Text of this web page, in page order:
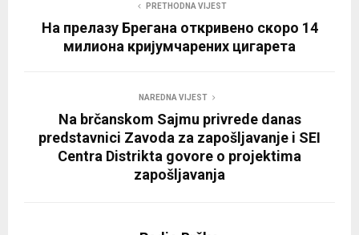
PRETHODNA VIJEST
На прелазу Брегана откривено скоро 14
милиона кријумчарених цигарета
NAREDNA VIJEST
Na brčanskom Sajmu privrede danas
predstavnici Zavoda za zapošljavanje i SEI
Centra Distrikta govore o projektima
zapošljavanja